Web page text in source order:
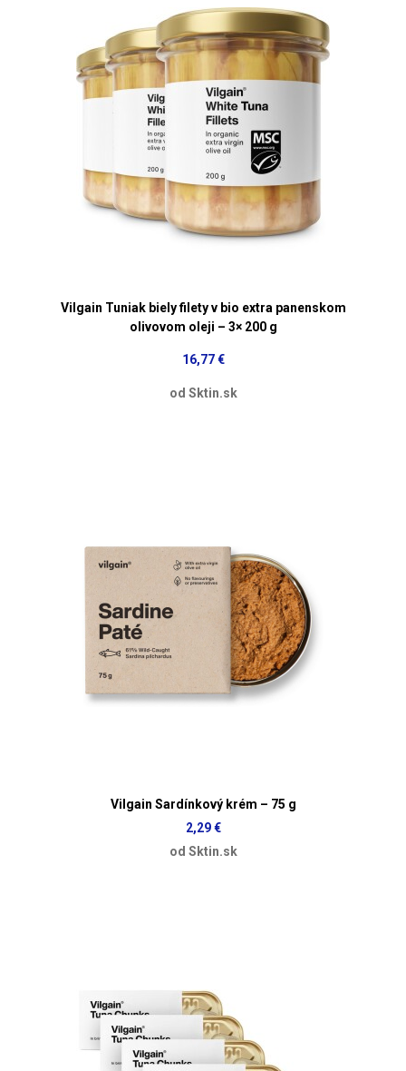
Vilgain Tuniak biely filety v bio extra panenskom
olivovom oleji – 3× 200 g
16,77 €
od Sktin.sk
Vilgain Sardínkový krém – 75 g
2,29 €
od Sktin.sk